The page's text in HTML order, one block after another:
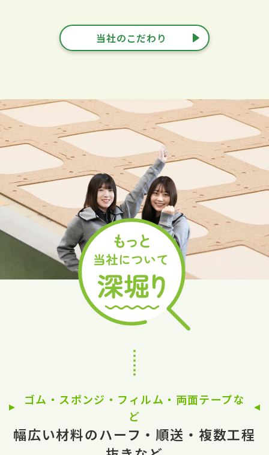
当社のこだわり
ゴム・スポンジ・フィルム・両面テープな
ど
幅広い材料のハーフ・順送・複数工程